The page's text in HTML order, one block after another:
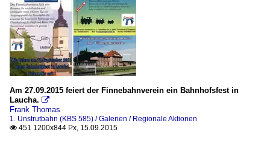
Am 27.09.2015 feiert der Finnebahnverein ein Bahnhofsfest in
Laucha. 
Frank Thomas
1. Unstrutbahn (KBS 585) / Galerien / Regionale Aktionen
 451 1200x844 Px, 15.09.2015